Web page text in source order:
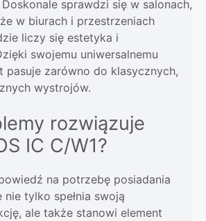
sprawdzi się w salonach,
w biurach i przestrzeniach
liczy się estetyka i
swojemu uniwersalnemu
pasuje zarówno do klasycznych,
wystrojów.
rozwiązuje
IC C/W1?
na potrzebę posiadania
tylko spełnia swoją
ale także stanowi element